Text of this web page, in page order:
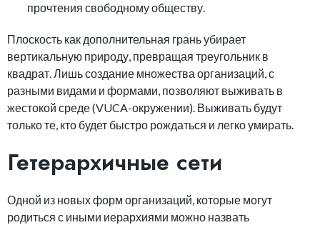
прочтения свободному обществу.
Плоскость как дополнительная грань убирает
вертикальную природу, превращая треугольник в
квадрат. Лишь создание множества организаций, с
разными видами и формами, позволяют выживать в
жестокой среде (VUCA-окружении). Выживать будут
только те, кто будет быстро рождаться и легко умирать.
Гетерархичные сети
Одной из новых форм организаций, которые могут
родиться с иными иерархиями можно назвать